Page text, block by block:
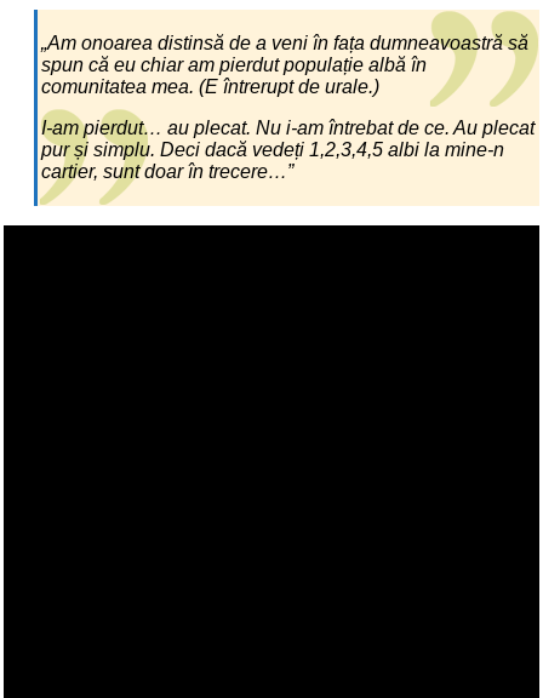
„Am onoarea distinsă de a veni în fața dumneavoastră să
spun că eu chiar am pierdut populație albă în
comunitatea mea. (E întrerupt de urale.)
I-am pierdut… au plecat. Nu i-am întrebat de ce. Au plecat
pur și simplu. Deci dacă vedeți 1,2,3,4,5 albi la mine-n
cartier, sunt doar în trecere…”